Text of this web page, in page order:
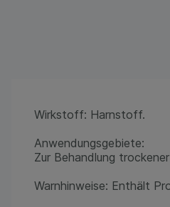
Wirkstoff: Harnstoff.
Anwendungsgebiete:
Zur Behandlung
Warnhinweise: Enthält